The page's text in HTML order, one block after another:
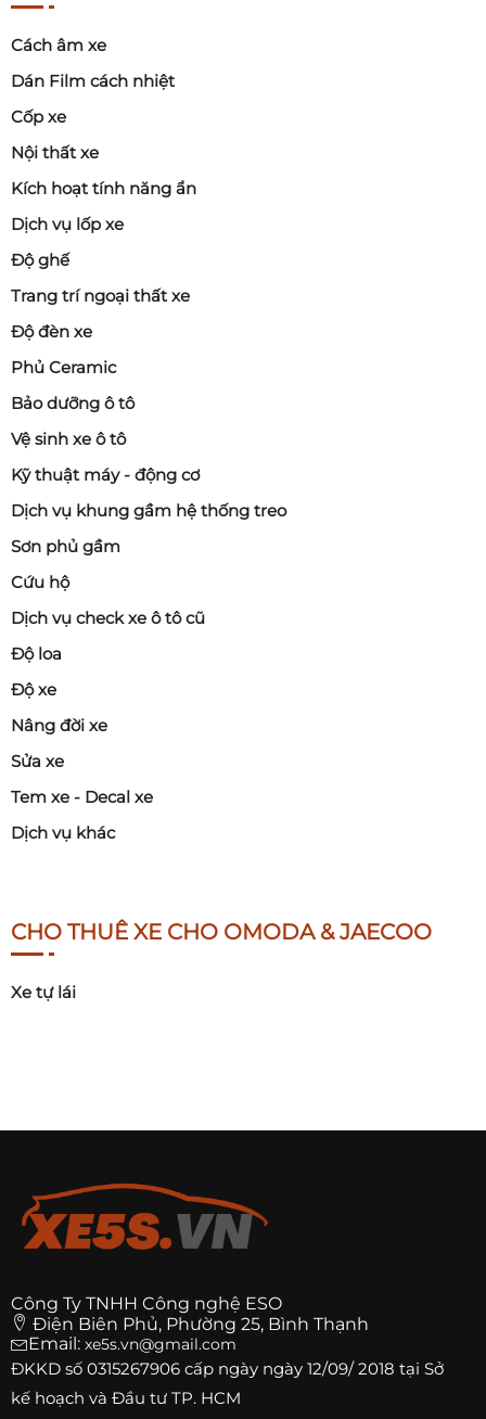
Cách âm xe
Dán Film cách nhiệt
Cốp xe
Nội thất xe
Kích hoạt tính năng ẩn
Dịch vụ lốp xe
Độ ghế
Trang trí ngoại thất xe
Độ đèn xe
Phủ Ceramic
Bảo dưỡng ô tô
Vệ sinh xe ô tô
Kỹ thuật máy - động cơ
Dịch vụ khung gầm hệ thống treo
Sơn phủ gầm
Cứu hộ
Dịch vụ check xe ô tô cũ
Độ loa
Độ xe
Nâng đời xe
Sửa xe
Tem xe - Decal xe
Dịch vụ khác
CHO THUÊ XE CHO OMODA & JAECOO
Xe tự lái
Công Ty TNHH Công nghệ ESO
Điện Biên Phủ, Phường 25, Bình Thạnh
Email: xe5s.vn@gmail.com
ĐKKD số 0315267906 cấp ngày ngày 12/09/ 2018 tại Sở
kế hoạch và Đầu tư TP. HCM